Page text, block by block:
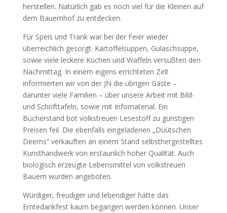
herstellen. Natürlich gab es noch viel für die Kleinen auf
dem Bauernhof zu entdecken.
Für Speis und Trank war bei der Feier wieder
überreichlich gesorgt. Kartoffelsuppen, Gulaschsuppe,
sowie viele leckere Kuchen und Waffeln versüßten den
Nachmittag. In einem eigens errichteten Zelt
informierten wir von der JN die übrigen Gäste –
darunter viele Familien – über unsere Arbeit mit Bild-
und Schrifttafeln, sowie mit Infomaterial. Ein
Bücherstand bot volkstreuen Lesestoff zu günstigen
Preisen feil. Die ebenfalls eingeladenen „Düütschen
Deerns“ verkauften an einem Stand selbsthergestelltes
Kunsthandwerk von erstaunlich hoher Qualität. Auch
biologisch erzeugte Lebensmittel von volkstreuen
Bauern wurden angeboten.
Würdiger, freudiger und lebendiger hätte das
Erntedankfest kaum begangen werden können. Unser